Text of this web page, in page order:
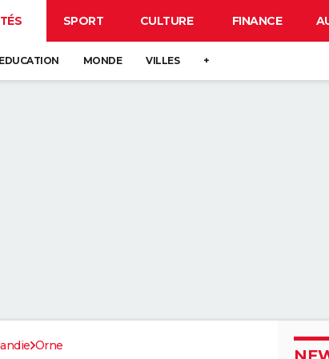
SPORT CULTURE FINANCE
EDUCATION MONDE VILLES +
Orne